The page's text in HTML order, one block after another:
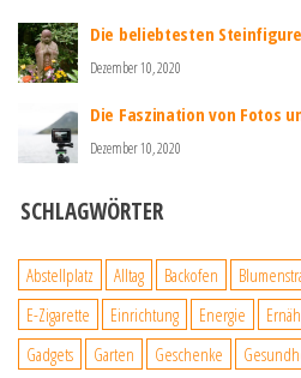
Die beliebtesten
Dezember 10, 2020
Die Faszination von Fotos
Dezember 10, 2020
SCHLAGWÖRTER
Abstellplatz Alltag Backofen
E-Zigarette
Einrichtung Energie
Gadgets
Garten Geschenke